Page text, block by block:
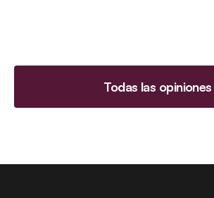
Todas las opiniones